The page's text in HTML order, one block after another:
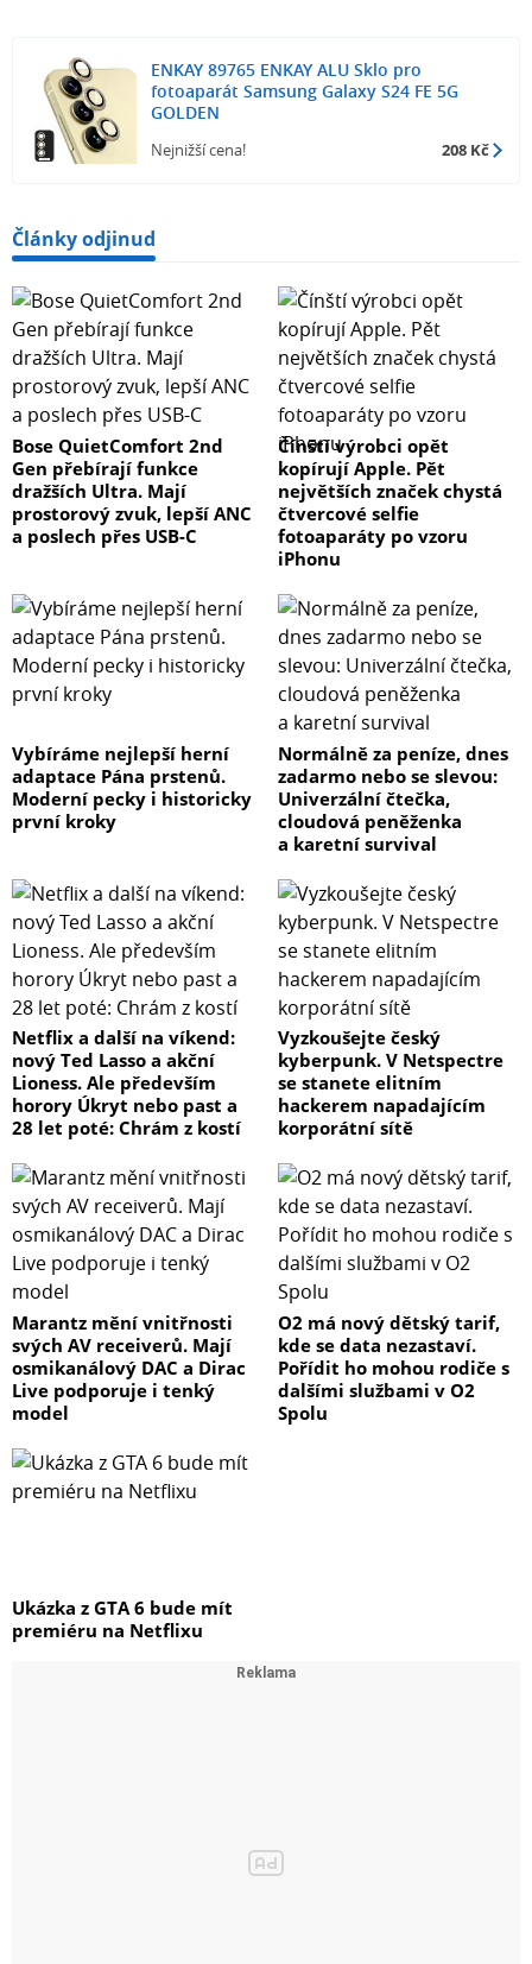
ENKAY 89765 ENKAY ALU Sklo pro
fotoaparát Samsung Galaxy S24 FE 5G
GOLDEN
Nejnižší cena! 208 Kč
Články odjinud
Bose QuietComfort 2nd
Gen přebírají funkce
dražších Ultra. Mají
prostorový zvuk, lepší ANC
a poslech přes USB-C
Čínští výrobci opět
kopírují Apple. Pět
největších značek chystá
čtvercové selfie
fotoaparáty po vzoru
iPhonu
Vybíráme nejlepší herní
adaptace Pána prstenů.
Moderní pecky i historicky
první kroky
Normálně za peníze, dnes
zadarmo nebo se slevou:
Univerzální čtečka,
cloudová peněženka
a karetní survival
Netflix a další na víkend:
nový Ted Lasso a akční
Lioness. Ale především
horory Úkryt nebo past a
28 let poté: Chrám z kostí
Vyzkoušejte český
kyberpunk. V Netspectre
se stanete elitním
hackerem napadajícím
korporátní sítě
Marantz mění vnitřnosti
svých AV receiverů. Mají
osmikanálový DAC a Dirac
Live podporuje i tenký
model
O2 má nový dětský tarif,
kde se data nezastaví.
Pořídit ho mohou rodiče s
dalšími službami v O2
Spolu
Ukázka z GTA 6 bude mít
premiéru na Netflixu